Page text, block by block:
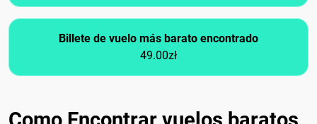
Billete de vuelo más barato encontrado
49.00zł